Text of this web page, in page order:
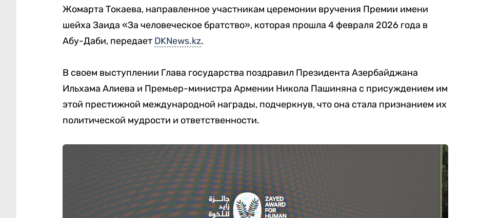
Жомарта Токаева, направленное участникам церемонии вручения Премии имени
шейха Заида «За человеческое братство», которая прошла 4 февраля 2026 года в
Абу-Даби, передает DKNews.kz.
В своем выступлении Глава государства поздравил Президента Азербайджана
Ильхама Алиева и Премьер-министра Армении Никола Пашиняна с присуждением им
этой престижной международной награды, подчеркнув, что она стала признанием их
политической мудрости и ответственности.